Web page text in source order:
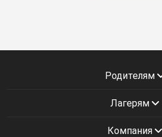
Родителям
Лагерям
Компания